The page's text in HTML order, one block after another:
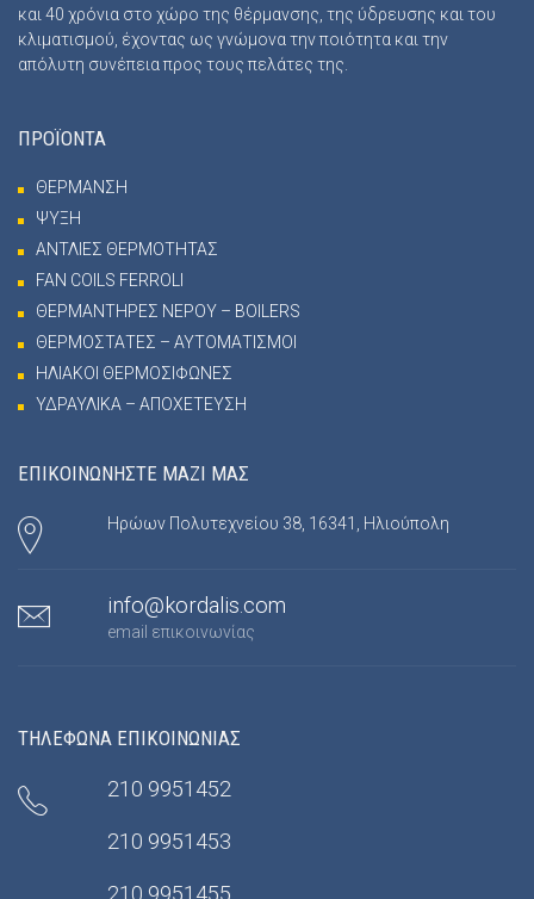
και 40 χρόνια στο χώρο της θέρμανσης, της ύδρευσης και του
κλιματισμού, έχοντας ως γνώμονα την ποιότητα και την
απόλυτη συνέπεια προς τους πελάτες της.
ΠΡΟΪΟΝΤΑ
ΘΕΡΜΑΝΣΗ
ΨΥΞΗ
ΑΝΤΛΙΕΣ ΘΕΡΜΟΤΗΤΑΣ
FAN COILS FERROLI
ΘΕΡΜΑΝΤΗΡΕΣ ΝΕΡΟΥ – BOILERS
ΘΕΡΜΟΣΤΑΤΕΣ – ΑΥΤΟΜΑΤΙΣΜΟΙ
ΗΛΙΑΚΟΙ ΘΕΡΜΟΣΙΦΩΝΕΣ
ΥΔΡΑΥΛΙΚΑ – ΑΠΟΧΕΤΕΥΣΗ
ΕΠΙΚΟΙΝΩΝΗΣΤΕ ΜΑΖΙ ΜΑΣ
Ηρώων Πολυτεχνείου 38, 16341, Ηλιούπολη
info@kordalis.com
email επικοινωνίας
ΤΗΛΕΦΩΝΑ ΕΠΙΚΟΙΝΩΝΙΑΣ
210 9951452
210 9951453
210 9951455